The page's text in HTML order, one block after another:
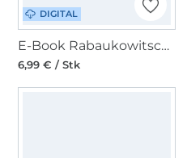
DIGITAL
E-Book Rabaukowitsch Damen Oberteil Ziepeltrine
6,99 € / Stk